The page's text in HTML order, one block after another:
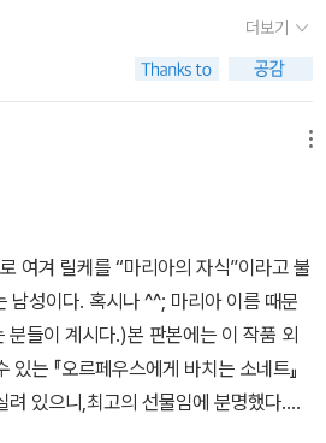
게 된 릴케의 작품들은 그의 시적 유산
며, 나 역시 그 아름다움을 조금이라도
을 생각이다.#도서협찬 #을유세계문
헤르만헤세추천 #버지니아울프추천 #
스에게바치는소네트 #책추천
존하고 싶어 *『두이노의 비가』*라는
처럼 사라지는 것에 대한 애도와 그것을
실존의 고통과 예술을 통한 초월을 주
와 결합된 예술 작품입니다.『두이노의
S. 엘리엇, 안젤름 키퍼 등 수많은 사상
히 하이데거는 ‘존재의
자주 인용했으며, 엘리엇의 『황무지』
적 질문을 찾을 수 있습니다. 🎶 오르
기는 너무 재밌는데(뭔데 재밌는 거
문학의 정수답게 어려웠다. 어렵지만
계속 들었다. 평소라면 몇번을 읽고 해
읽는데, 조금 읽다가 바로 해설부터 읽었
편 864행으로 이루어진 연작시로, 다양
다.그러나 읽다보면, 말하고자 하는 바
리고 오르페우스에게 바치는 소네트가
려는 글들, 자연에 대한 예찬, 삶과 죽음,
하는 글들, 서정적이면서도 깊은 감수성
면서 다시 읽으니, 주석에 얽매여 읽었
그대로 느끼는 게 좋을 것 같다는 생각
글들을 파헤쳐봐야지💕
더보기
여겨 릴케를 “마리아의 자식”이라고 불
남성이다. 혹시나 ^^; 마리아 이름 때문
분들이 계시다.)​본 판본에는 이 작품 외
는 『오르페우스에게 바치는 소네트』
있으니,최고의 선물임에 분명했다.​릴